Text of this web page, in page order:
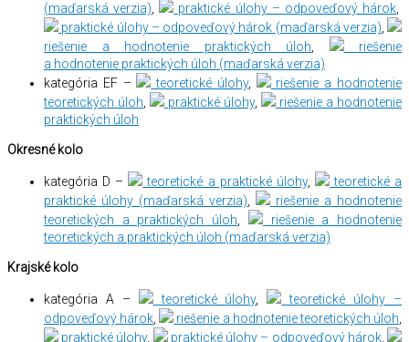
(maďarská verzia)
praktické úlohy – odpoveďový hárok
praktické úlohy – odpoveďový hárok (maďarská verzia)
riešenie a hodnotenie praktických úloh
riešenie
a hodnotenie praktických úloh (maďarská verzia)
kategória EF –
teoretické úlohy,
riešenie a hodnotenie
teoretických úloh
praktické úlohy,
riešenie a hodnotenie
praktických úloh
Okresné kolo
kategória D – teoretické a praktické úlohy,
teoretické a
praktické úlohy (maďarská verzia)
riešenie a hodnotenie
teoretických a praktických úloh
riešenie a hodnotenie
teoretických a praktických úloh (maďarská verzia)
Krajské kolo
kategória A – teoretické úlohy,
teoretické úlohy –
odpoveďový hárok
riešenie a hodnotenie teoretických úloh
praktické úlohy, praktické úlohy – odpoveďový hárok,